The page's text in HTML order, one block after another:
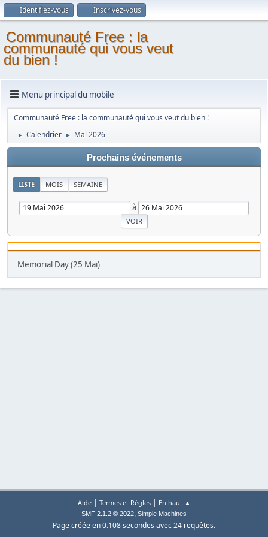
Identifiez-vous Inscrivez-vous
Communauté Free : la
communauté qui vous veut
du bien !
Menu principal du mobile
Communauté Free : la communauté qui vous veut du bien !
► Calendrier ► Mai 2026
Prochains événements
LISTE MOIS SEMAINE
à
Memorial Day (25 Mai)
Aide| Termes et Règles| En haut ▲
SMF 2.1.2 © 2022, Simple Machines
Page créée en 0.108 secondes avec 24 requêtes.